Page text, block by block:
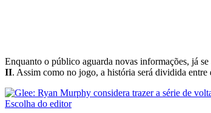
Enquanto o público aguarda novas informações, já
II. Assim como no jogo, a história será dividida entre
Escolha do editor